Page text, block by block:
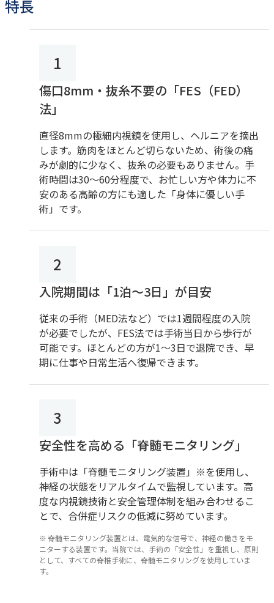
特長
1
傷口8mm・抜糸不要の「FES（FED）
法」
直径8mmの極細内視鏡を使用し、ヘルニアを摘出
します。筋肉をほとんど切らないため、術後の痛
みが劇的に少なく、抜糸の必要もありません。手
術時間は30～60分程度で、お忙しい方や体力に不
安のある高齢の方にも適した「身体に優しい手
術」です。
2
入院期間は「1泊～3日」が目安
従来の手術（MED法など）では1週間程度の入院
が必要でしたが、FES法では手術当日から歩行が
可能です。ほとんどの方が1～3日で退院でき、早
期に仕事や日常生活へ復帰できます。
3
安全性を高める「脊髄モニタリング」
手術中は「脊髄モニタリング装置」 ※を使用し、
神経の状態をリアルタイムで監視しています。高
度な内視鏡技術と安全管理体制を組み合わせるこ
とで、合併症リスクの低減に努めています。
脊髄モニタリング装置とは、電気的な信号で、神経の働きをモ
ニターする装置です。当院では、手術の「安全性」を重視し、原則
として、すべての脊椎手術に、脊髄モニタリングを使用していま
す。